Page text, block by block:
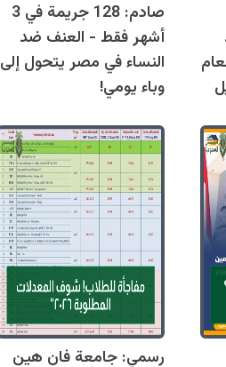
صادم: 128 جريمة في 3
أشهر فقط - العنف ضد
النساء في مصر يتحول إلى
وباء يومي!
رسمي: جامعة فان هين